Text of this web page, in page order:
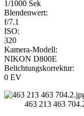
1/1000 Sek
Blendenwert:
f/7.1
ISO:
320
Kamera-Modell:
NIKON D800E
Belichtungskorrektur:
0 EV
463 213 463